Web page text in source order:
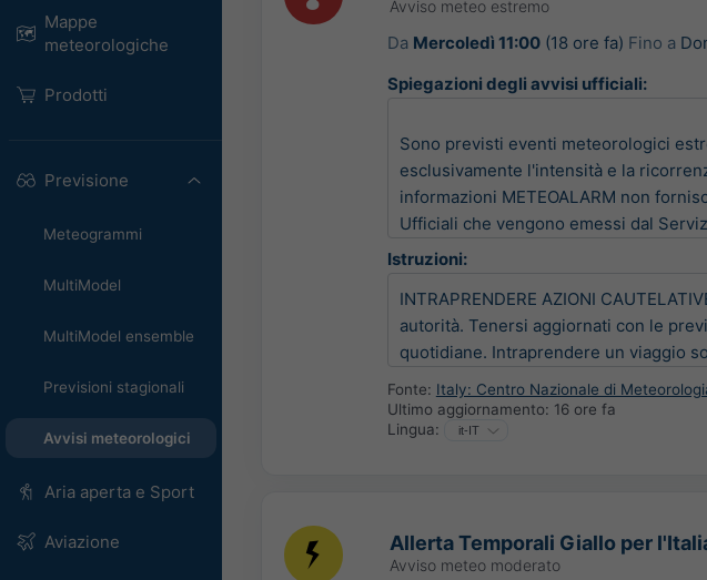
Mappe
meteorologiche
Prodotti
Previsione
Meteogrammi
MultiModel
MultiModel ensemble
Previsioni stagionali
Avvisi meteorologici
Aria aperta e Sport
Aviazione
Avviso meteo estremo
Da Mercoledì 11:00(18 ore fa) Fino a
Spiegazioni degli avvisi ufficiali:
Sono previsti eventi meteorologici
esclusivamente l'intensità e la
informazioni METEOALARM non
Ufficiali che vengono emessi dal
Istruzioni:
INTRAPRENDERE AZIONI
autorità. Tenersi aggiornati con le
quotidiane. Intraprendere un viaggio
Fonte: Italy: Centro Nazionale di
Ultimo aggiornamento: 16 ore fa
Lingua:
Allerta Temporali Giallo per
Avviso meteo moderato